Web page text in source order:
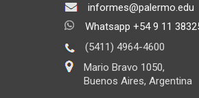
informes@palermo.edu
Whatsapp +54 9 11
(5411) 4964-4600
Mario Bravo 1050,
Buenos Aires, Argentina